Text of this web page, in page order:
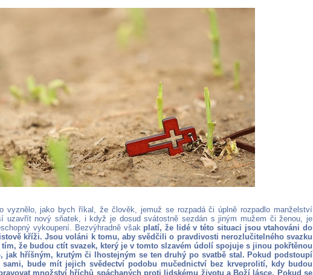
vyznělo, jako bych říkal, že člověk, jemuž se rozpadá či úplně rozpadlo manželství
uzavřít nový sňatek, i když je dosud svátostně sezdán s jiným mužem či ženou, je
vykoupení. Bezvýhradně však platí, že lidé v této situaci jsou vtahováni do
kříži. Jsou voláni k tomu, aby svědčili o pravdivosti nerozlučitelného svazku
tím, že budou ctít svazek, který je v tomto slzavém údolí spojuje s jinou pokřtěnou
jak hříšným, krutým či lhostejným se ten druhý po svatbě stal. Pokud podstoupí
bude mít jejich svědectví podobu mučednictví bez krveprolití, kdy budou
množství hříchů spáchaných proti lidskému životu a Boží lásce. Pokud se